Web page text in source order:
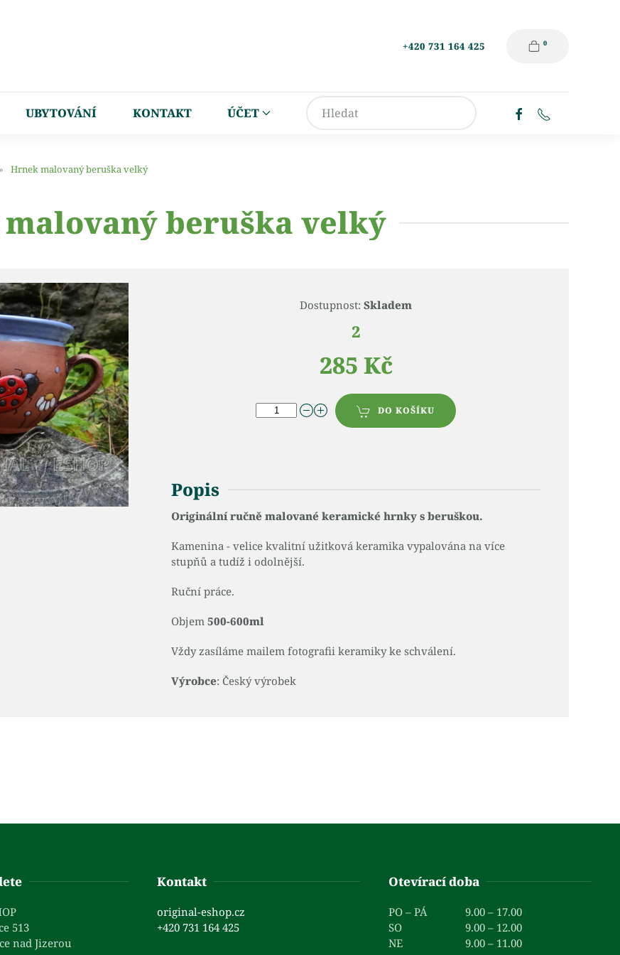
+420 731 164 425 0
UBYTOVÁNÍ KONTAKT ÚČET
Hrnek malovaný beruška velký
beruška velký
Dostupnost: Skladem
2
285 Kč
DO KOŠÍKU
Popis
Originální ručně malované keramické hrnky s beruškou.
Kamenina - velice kvalitní užitková keramika vypalována na více
stupňů a tudíž i odolnější.
Ruční práce.
Objem 500-600ml
Vždy zasíláme mailem fotografii keramiky ke schválení.
Výrobce: Český výrobek
513
nad Jizerou
Kontakt
original-eshop.cz
+420 731 164 425
Otevírací doba
PO – PÁ
9.00 – 17.00
SO
9.00 – 12.00
NE
9.00 – 11.00